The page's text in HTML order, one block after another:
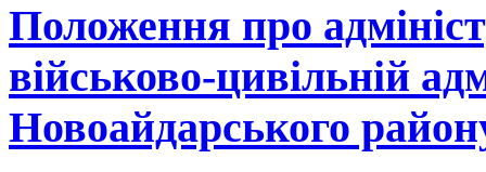
Положення про
військово-цивільній
Новоайдарського